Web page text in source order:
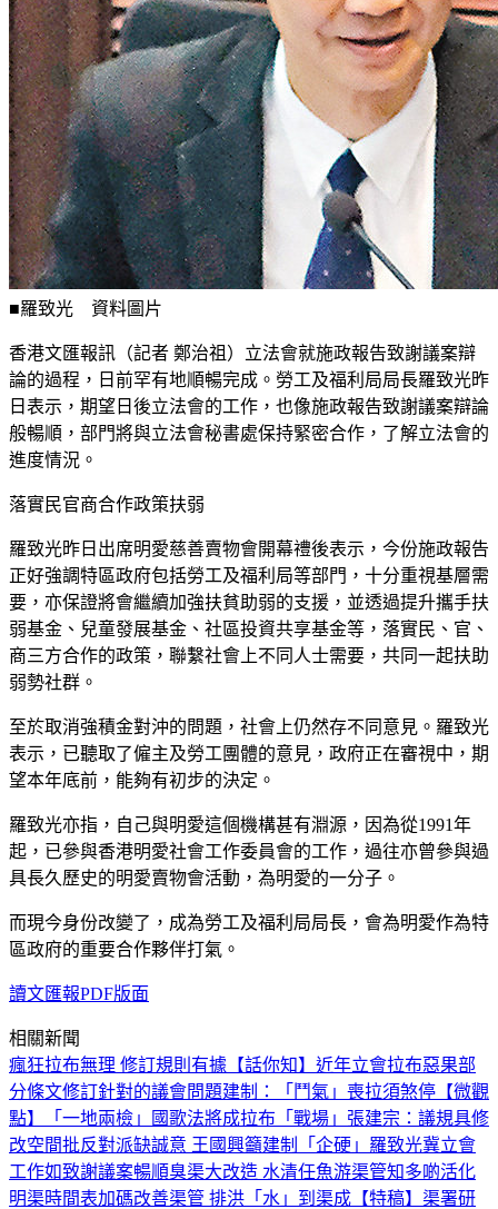
■羅致光 資料圖片
香港文匯報訊（記者 鄭治祖）立法會就施政報告致謝議案辯
論的過程，日前罕有地順暢完成。勞工及福利局局長羅致光昨
日表示，期望日後立法會的工作，也像施政報告致謝議案辯論
般暢順，部門將與立法會秘書處保持緊密合作，了解立法會的
進度情況。
落實民官商合作政策扶弱
羅致光昨日出席明愛慈善賣物會開幕禮後表示，今份施政報告
正好強調特區政府包括勞工及福利局等部門，十分重視基層需
要，亦保證將會繼續加強扶貧助弱的支援，並透過提升攜手扶
弱基金、兒童發展基金、社區投資共享基金等，落實民、官、
商三方合作的政策，聯繫社會上不同人士需要，共同一起扶助
弱勢社群。
至於取消強積金對沖的問題，社會上仍然存不同意見。羅致光
表示，已聽取了僱主及勞工團體的意見，政府正在審視中，期
望本年底前，能夠有初步的決定。
羅致光亦指，自己與明愛這個機構甚有淵源，因為從1991年
起，已參與香港明愛社會工作委員會的工作，過往亦曾參與過
具長久歷史的明愛賣物會活動，為明愛的一分子。
而現今身份改變了，成為勞工及福利局局長，會為明愛作為特
區政府的重要合作夥伴打氣。
讀文匯報PDF版面
相關新聞
瘋狂拉布無理 修訂規則有據 【話你知】近年立會拉布惡果部
分條文修訂針對的議會問題建制：「鬥氣」喪拉須煞停 【微觀
點】「一地兩檢」國歌法將成拉布「戰場」 張建宗：議規具修
改空間批反對派缺誠意 王國興籲建制「企硬」 羅致光冀立會
工作如致謝議案暢順臭渠大改造 水清任魚游渠管知多啲活化
明渠時間表加碼改善渠管 排洪「水」到渠成 【特稿】渠署研